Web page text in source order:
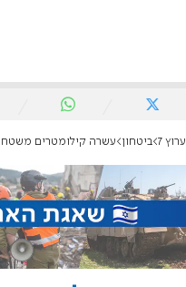
ערוץ 7 ביטחון עשרה קילומטרים משטח ישראל | צה"ל